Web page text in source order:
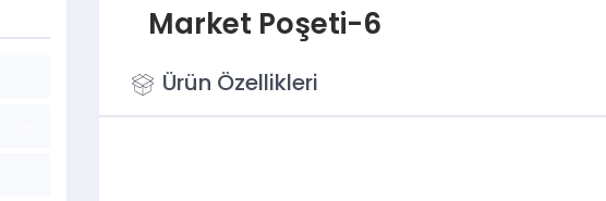
Market Poşeti-6
Ürün Özellikleri